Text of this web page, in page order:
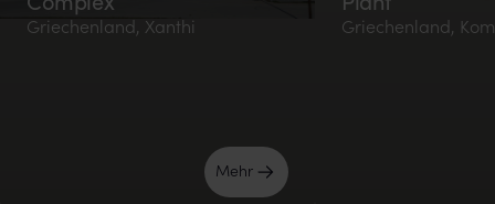
Griechenland, Xanthi
Mehr
Griechenland,